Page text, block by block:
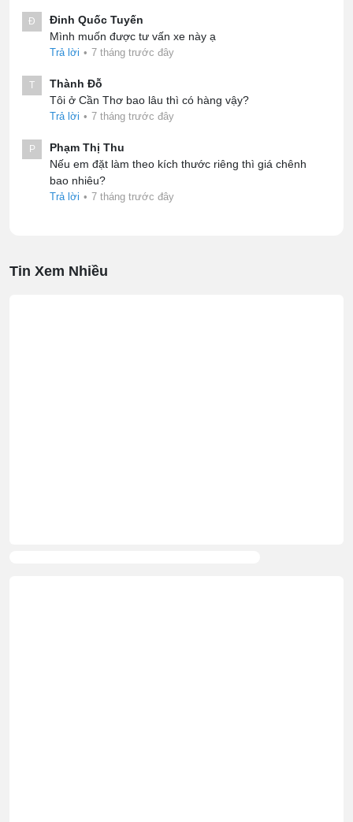
Đ
Đinh Quốc Tuyến
Mình muốn được tư vấn xe này ạ
Trả lời • 7 tháng trước đây
T
Thành Đỗ
Tôi ở Cần Thơ bao lâu thì có hàng vậy?
Trả lời • 7 tháng trước đây
P
Phạm Thị Thu
Nếu em đặt làm theo kích thước riêng thì giá chênh
bao nhiêu?
Trả lời • 7 tháng trước đây
Tin Xem Nhiều